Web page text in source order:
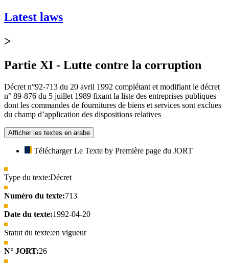
Latest laws
>
Partie XI - Lutte contre la corruption
Décret n°92-713 du 20 avril 1992 complétant et modifiant le décret
n° 89-876 du 5 juillet 1989 fixant la liste des entreprises publiques
dont les commandes de fournitures de biens et services sont exclues
du champ d’application des dispositions relatives
Afficher les textes en arabe
Télécharger Le Texte by Première page du JORT
Type du texte:Décret
Numéro du texte:713
Date du texte:1992-04-20
Statut du texte:en vigueur
N° JORT:26